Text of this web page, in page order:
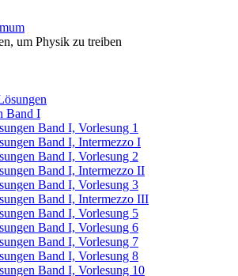
um Physik zu treiben
Band I
Band I, Vorlesung 1
Band I, Intermezzo I
Band I, Vorlesung 2
Band I, Intermezzo II
Band I, Vorlesung 3
Band I, Intermezzo III
Band I, Vorlesung 5
Band I, Vorlesung 6
Band I, Vorlesung 7
Band I, Vorlesung 8
Band I, Vorlesung 10